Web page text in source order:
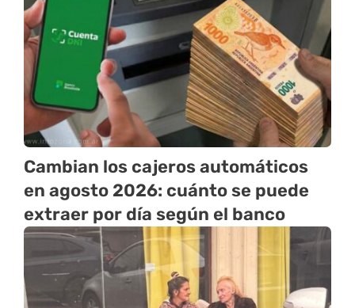
Cambian los cajeros automáticos
en agosto 2026: cuánto se puede
extraer por día según el banco